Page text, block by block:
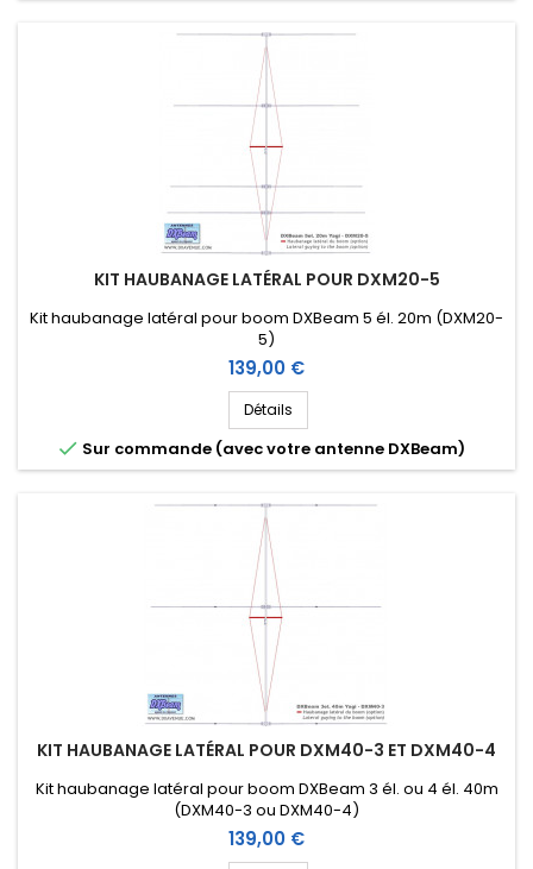
KIT HAUBANAGE LATÉRAL POUR DXM20-5
Kit haubanage latéral pour boom DXBeam 5 él. 20m (DXM20-
5)
Prix
139,00 €
Détails
 Sur commande (avec votre antenne DXBeam)
KIT HAUBANAGE LATÉRAL POUR DXM40-3 ET DXM40-4
Kit haubanage latéral pour boom DXBeam 3 él. ou 4 él. 40m
(DXM40-3 ou DXM40-4)
Prix
139,00 €